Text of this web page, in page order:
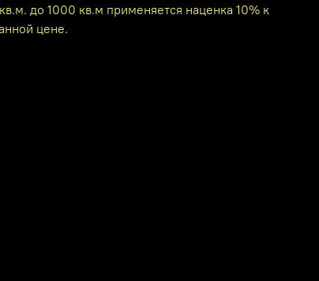
до 1000 кв.м применяется наценка 10% к
цене.